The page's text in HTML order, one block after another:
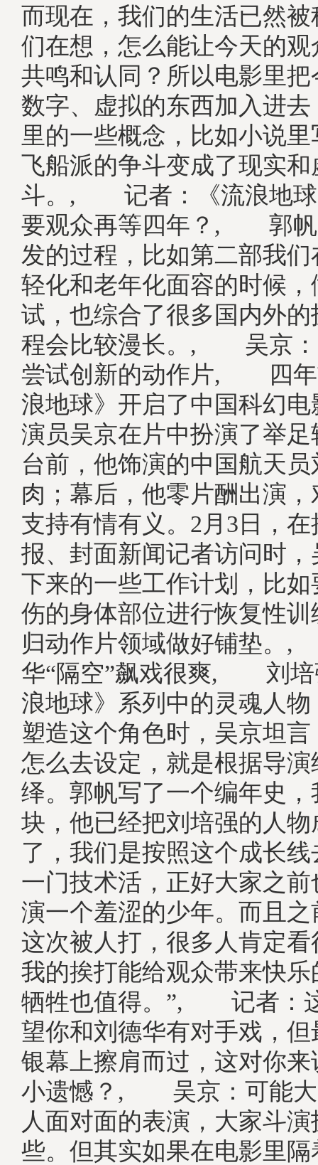
而现在，我们的生活已然
们在想，怎么能让今天的
共鸣和认同？所以电影里
数字、虚拟的东西加入进
里的一些概念，比如小说
飞船派的争斗变成了现实
斗。, 记者：《流浪地球
要观众再等四年？, 郭帆
发的过程，比如第二部我
轻化和老年化面容的时候
试，也综合了很多国内外
程会比较漫长。, 吴京
尝试创新的动作片, 四年
浪地球》开启了中国科幻
演员吴京在片中扮演了举
台前，他饰演的中国航天
肉；幕后，他零片酬出演
支持有情有义。2月3日，
报、封面新闻记者访问时
下来的一些工作计划，比
伤的身体部位进行恢复性
归动作片领域做好铺垫
华“隔空”飙戏很爽, 刘培
浪地球》系列中的灵魂人
塑造这个角色时，吴京坦言
怎么去设定，就是根据导
绎。郭帆写了一个编年史
块，他已经把刘培强的人
了，我们是按照这个成长
一门技术活，正好大家之
演一个羞涩的少年。而且
这次被人打，很多人肯定
我的挨打能给观众带来快
牺牲也值得。”, 记者：
望你和刘德华有对手戏，
银幕上擦肩而过，这对你
小遗憾？, 吴京：可能大
人面对面的表演，大家斗
些。但其实如果在电影里隔